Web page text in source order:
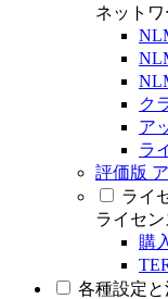
ネット
ク
ア
ラ
評価版
ライ
ライセ
購
各種設定と